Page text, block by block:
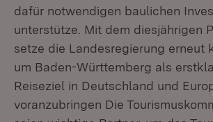
dafür notwendigen baulichen
unterstütze. Mit dem diesjährigen
setze die Landesregierung erneut
um Baden-Württemberg als
Reiseziel in Deutschland und
voranzubringen Die